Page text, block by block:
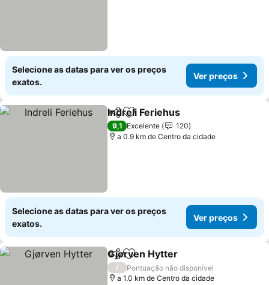
Selecione as datas para ver os preços
exatos.
Ver preços
PartilharAdicionar aos favoritos
Indreli Feriehus
9,1 Excelente
120
a 0.9 km de Centro da cidade
Selecione as datas para ver os preços
exatos.
Ver preços
PartilharAdicionar aos favoritos
Gjørven Hytter
/
Pontuação não disponível
a 1.0 km de Centro da cidade